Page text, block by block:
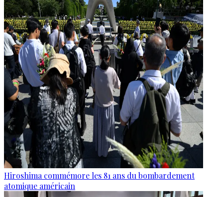
Hiroshima commémore les 81 ans du bombardement
atomique américain